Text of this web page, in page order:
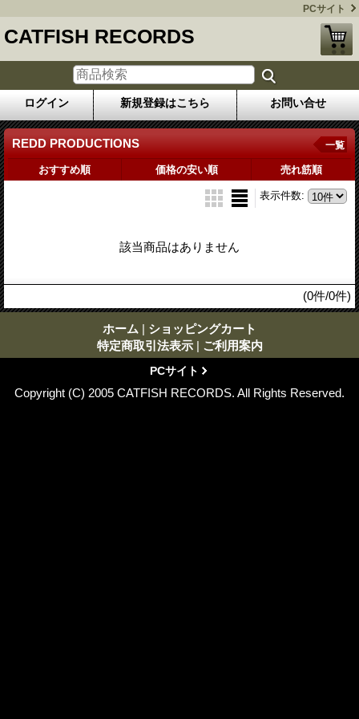
PCサイト
CATFISH RECORDS
ログイン 新規登録はこちら お問い合せ
REDD PRODUCTIONS 一覧
おすすめ順 価格の安い順 売れ筋順
表示件数:
該当商品はありません
(0件/0件)
ホーム | ショッピングカート
特定商取引法表示 | ご利用案内
PCサイト
Copyright (C) 2005 CATFISH RECORDS. All Rights Reserved.